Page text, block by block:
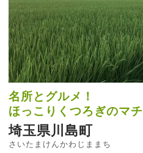
名所とグルメ！
ほっこりくつろぎのマチ
埼玉県川島町
さいたまけんかわじままち